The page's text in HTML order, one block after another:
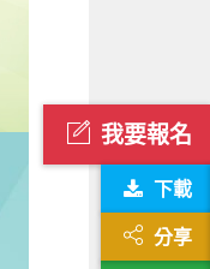
我要報名
下載
分享